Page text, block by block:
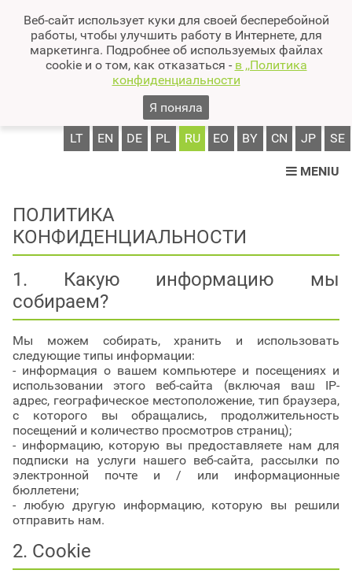
Веб-сайт использует куки для своей бесперебойной
работы, чтобы улучшить работу в Интернете, для
маркетинга. Подробнее об используемых файлах
cookie и о том, как отказаться - в ,,Политика
конфиденциальности
Я поняла
LT EN DE PL RU EO BY CN JP SE
MENIU
ПОЛИТИКА
КОНФИДЕНЦИАЛЬНОСТИ
1. Какую информацию мы
собираем?
Мы можем собирать, хранить и использовать
следующие типы информации:
- информация о вашем компьютере и посещениях и
использовании этого веб-сайта (включая ваш IP-
адрес, географическое местоположение, тип браузера,
с которого вы обращались, продолжительность
посещений и количество просмотров страниц);
- информацию, которую вы предоставляете нам для
подписки на услуги нашего веб-сайта, рассылки по
электронной почте и / или информационные
бюллетени;
- любую другую информацию, которую вы решили
отправить нам.
2. Cookie